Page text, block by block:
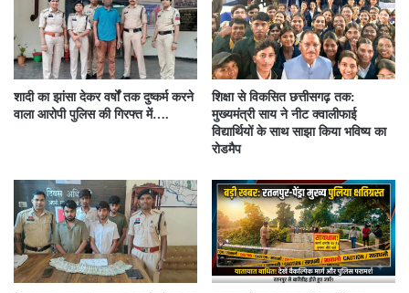
शादी का झांसा देकर वर्षों तक दुष्कर्म करने
वाला आरोपी पुलिस की गिरफ्त में….
शिक्षा से विकसित छत्तीसगढ़ तक:
मुख्यमंत्री साय ने नीट क्वालीफाई
विद्यार्थियों के साथ साझा किया भविष्य का
रोडमैप